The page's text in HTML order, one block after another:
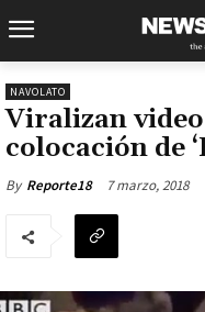
NAVOLATO
Viralizan
colocación de
By Reporte18 7 marzo, 2018